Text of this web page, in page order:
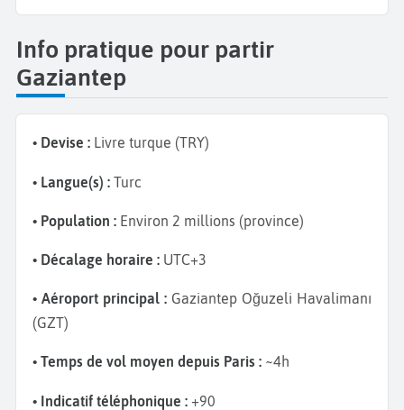
Info pratique pour partir
Gaziantep
• Devise : Livre turque (TRY)
• Langue(s) : Turc
• Population : Environ 2 millions (province)
• Décalage horaire : UTC+3
• Aéroport principal : Gaziantep Oğuzeli Havalimanı
(GZT)
• Temps de vol moyen depuis Paris : ~4h
• Indicatif téléphonique : +90